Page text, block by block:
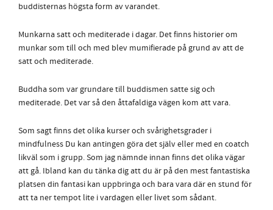
buddisternas högsta form av varandet.
Munkarna satt och mediterade i dagar. Det finns historier om
munkar som till och med blev mumifierade på grund av att de
satt och mediterade.
Buddha som var grundare till buddismen satte sig och
mediterade. Det var så den åttafaldiga vägen kom att vara.
Som sagt finns det olika kurser och svårighetsgrader i
mindfulness Du kan antingen göra det själv eller med en coatch
likväl som i grupp. Som jag nämnde innan finns det olika vägar
att gå. Ibland kan du tänka dig att du är på den mest fantastiska
platsen din fantasi kan uppbringa och bara vara där en stund för
att ta ner tempot lite i vardagen eller livet som sådant.